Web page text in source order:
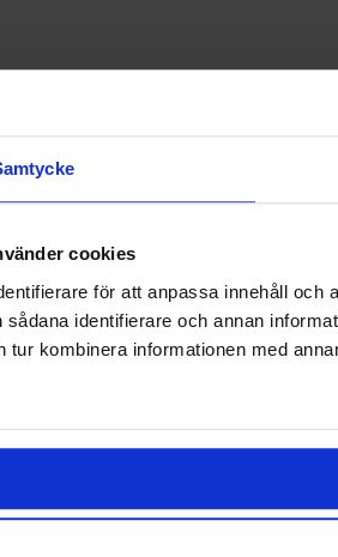
cookies
för att anpassa innehåll
sådana identifierare och annan
tur kombinera informationen med